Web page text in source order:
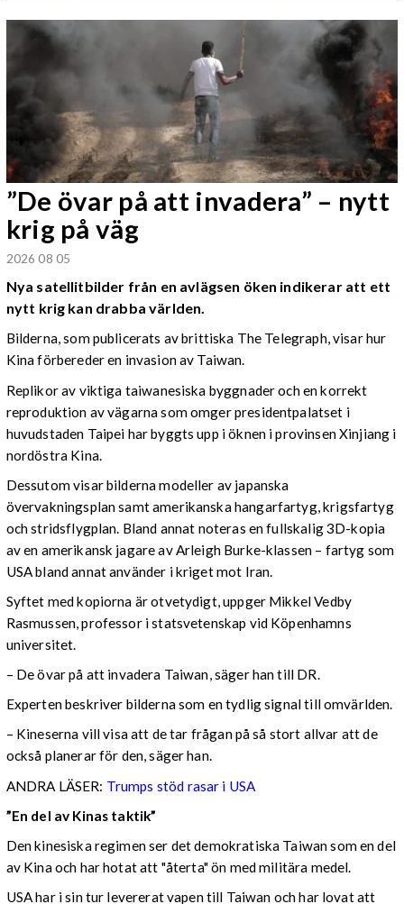
”De övar på att invadera” – nytt
krig på väg
2026 08 05
Nya satellitbilder från en avlägsen öken indikerar att ett
nytt krig kan drabba världen.
Bilderna, som publicerats av brittiska The Telegraph, visar hur
Kina förbereder en invasion av Taiwan.
Replikor av viktiga taiwanesiska byggnader och en korrekt
reproduktion av vägarna som omger presidentpalatset i
huvudstaden Taipei har byggts upp i öknen i provinsen Xinjiang i
nordöstra Kina.
Dessutom visar bilderna modeller av japanska
övervakningsplan samt amerikanska hangarfartyg, krigsfartyg
och stridsflygplan. Bland annat noteras en fullskalig 3D-kopia
av en amerikansk jagare av Arleigh Burke-klassen – fartyg som
USA bland annat använder i kriget mot Iran.
Syftet med kopiorna är otvetydigt, uppger Mikkel Vedby
Rasmussen, professor i statsvetenskap vid Köpenhamns
universitet.
– De övar på att invadera Taiwan, säger han till DR.
Experten beskriver bilderna som en tydlig signal till omvärlden.
– Kineserna vill visa att de tar frågan på så stort allvar att de
också planerar för den, säger han.
ANDRA LÄSER: Trumps stöd rasar i USA
”En del av Kinas taktik”
Den kinesiska regimen ser det demokratiska Taiwan som en del
av Kina och har hotat att "återta" ön med militära medel.
USA har i sin tur levererat vapen till Taiwan och har lovat att